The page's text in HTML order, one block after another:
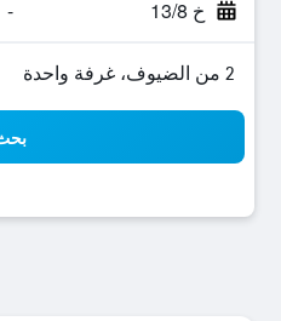
خ 13/8 -
2 من الضيوف، غرفة واحدة